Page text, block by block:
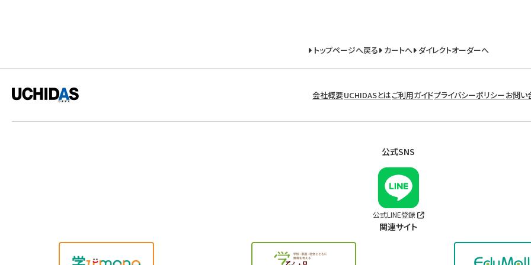
トップページへ戻る カートへ ダイレクトオーダーへ
会社概要UCHIDASとはご利用ガイドプライバシーポリシーお問い
公式SNS
公式LINE登録
関連サイト